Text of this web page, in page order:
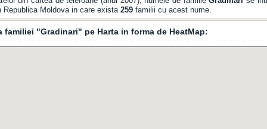
Republica Moldova in care exista 259 familii cu acest nume.
familiei "Gradinari" pe Harta in forma de HeatMap: